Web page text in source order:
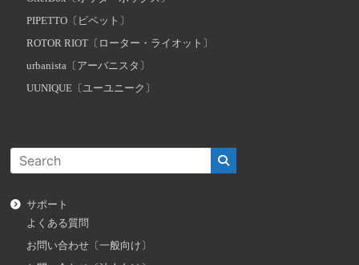
PIPETTO〔ピペット〕
ROTOR RIOT〔ローター・ライオット〕
urbanista〔アーバニスタ〕
UUNIQUE〔ユーユニーク〕
サポート
よくある質問
お問い合わせ〔一般向け〕